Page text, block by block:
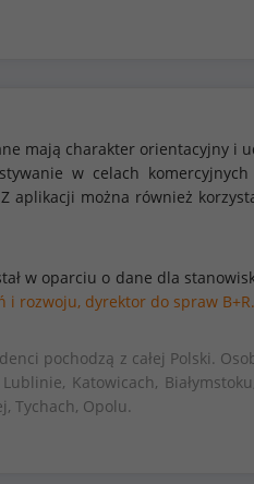
mają charakter orientacyjny i
w celach
aplikacji można również
w oparciu o dane dla
i rozwoju, dyrektor do spraw B+R.
pochodzą z całej Polski.
Lublinie, Katowicach,
Tychach, Opolu.